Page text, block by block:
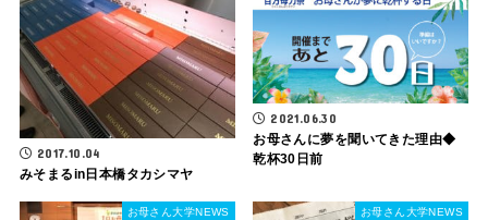
2017.10.04
みそまるin日本橋タカシマヤ
2021.06.30
お母さんに夢を聞いてきた理由◆
乾杯30日前
お母さん大学NEWS お母さん大学NEWS